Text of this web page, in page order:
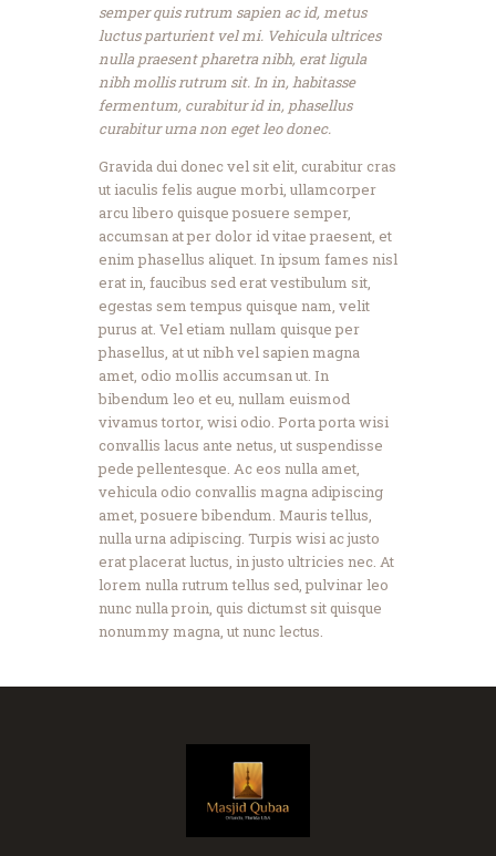
semper quis rutrum sapien ac id, metus
luctus parturient vel mi. Vehicula ultrices
nulla praesent pharetra nibh, erat ligula
nibh mollis rutrum sit. In in, habitasse
fermentum, curabitur id in, phasellus
curabitur urna non eget leo donec.
Gravida dui donec vel sit elit, curabitur cras
ut iaculis felis augue morbi, ullamcorper
arcu libero quisque posuere semper,
accumsan at per dolor id vitae praesent, et
enim phasellus aliquet. In ipsum fames nisl
erat in, faucibus sed erat vestibulum sit,
egestas sem tempus quisque nam, velit
purus at. Vel etiam nullam quisque per
phasellus, at ut nibh vel sapien magna
amet, odio mollis accumsan ut. In
bibendum leo et eu, nullam euismod
vivamus tortor, wisi odio. Porta porta wisi
convallis lacus ante netus, ut suspendisse
pede pellentesque. Ac eos nulla amet,
vehicula odio convallis magna adipiscing
amet, posuere bibendum. Mauris tellus,
nulla urna adipiscing. Turpis wisi ac justo
erat placerat luctus, in justo ultricies nec. At
lorem nulla rutrum tellus sed, pulvinar leo
nunc nulla proin, quis dictumst sit quisque
nonummy magna, ut nunc lectus.